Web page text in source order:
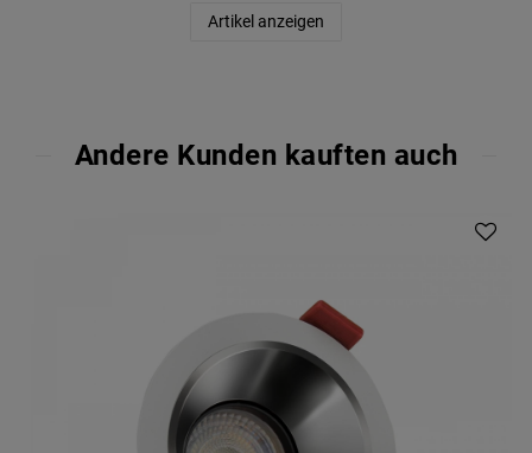
Artikel anzeigen
Andere Kunden kauften auch